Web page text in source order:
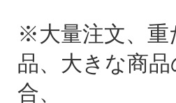
※大量注文、重
品、大きな商品
合、